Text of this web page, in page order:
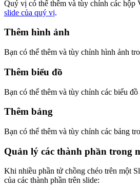
Quý vị có thể thêm và tùy chỉnh các hộp
slide của quý vị.
Thêm hình ảnh
Bạn có thể thêm và tùy chỉnh hình ảnh
Thêm biểu đồ
Bạn có thể thêm và tùy chỉnh các biểu
Thêm bảng
Bạn có thể thêm và tùy chỉnh các bảng
Quản lý các thành phần trong
Khi nhiều phần tử chồng chéo trên một
của các thành phần trên slide: